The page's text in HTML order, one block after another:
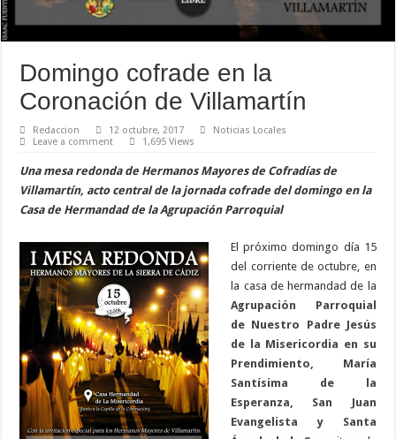
Domingo cofrade en la
Coronación de Villamartín
Redaccion 12 octubre, 2017
Noticias Locales
Leave a comment
1,695 Views
Una mesa redonda de Hermanos Mayores de Cofradías de
Villamartín, acto central de la jornada cofrade del domingo en la
Casa de Hermandad de la Agrupación Parroquial
El próximo domingo día 15
del corriente de octubre, en
la casa de hermandad de la
Agrupación Parroquial
de Nuestro Padre Jesús
de la Misericordia en su
Prendimiento, María
Santísima de la
Esperanza, San Juan
Evangelista y Santa